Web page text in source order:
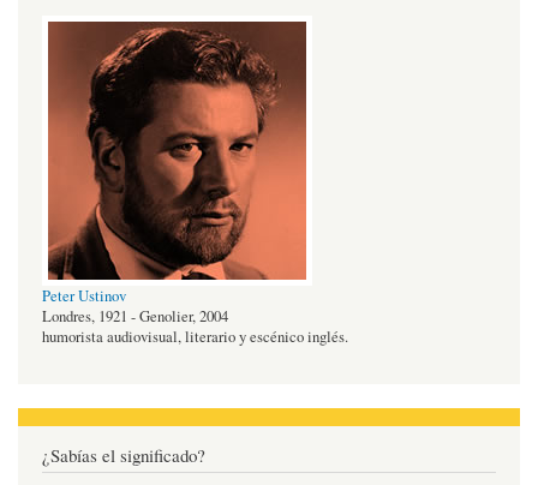
Peter Ustinov
Londres, 1921 - Genolier, 2004
humorista audiovisual, literario y escénico inglés.
¿Sabías el significado?